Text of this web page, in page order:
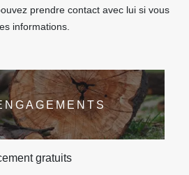
prendre contact avec lui si vous
informations.
gratuits